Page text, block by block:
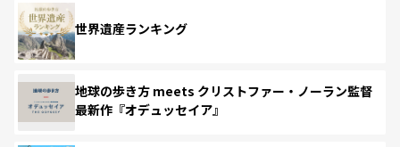
世界遺産ランキング
地球の歩き方 meets クリストファー・ノーラン監督
最新作『オデュッセイア』